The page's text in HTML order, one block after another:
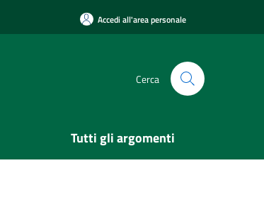
Accedi all'area personale
Cerca
Tutti gli argomenti